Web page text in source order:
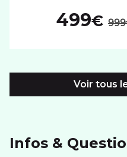
499€
Voir tous
Infos &